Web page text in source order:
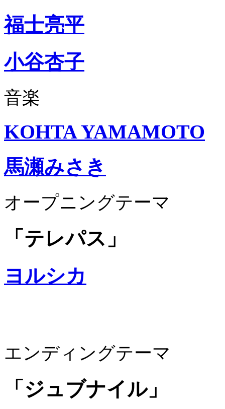
福士亮平
小谷杏子
音楽
KOHTA YAMAMOTO
馬瀬みさき
オープニングテーマ
「テレパス」
ヨルシカ
エンディングテーマ
「ジュブナイル」